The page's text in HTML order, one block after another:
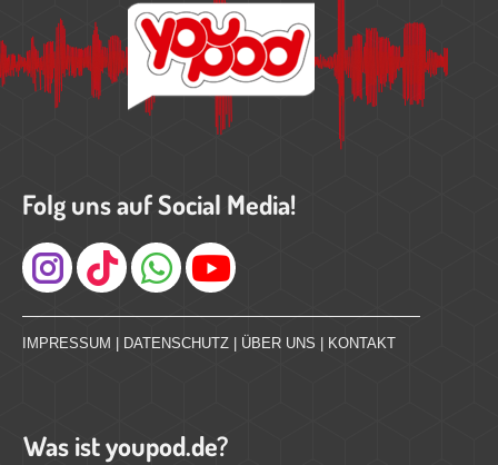
Folg uns auf Social Media!
Instagram
IMPRESSUM DATENSCHUTZ ÜBER UNS KONTAKT
Was ist youpod.de?